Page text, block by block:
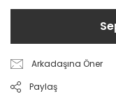
Arkadaşına Öner
Paylaş